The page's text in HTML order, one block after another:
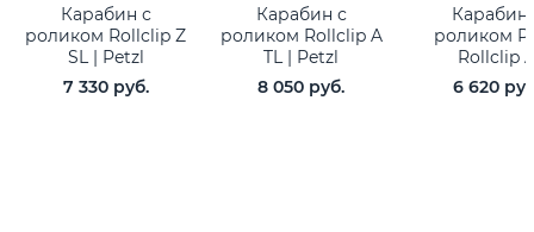
Карабин с
роликом Rollclip Z
SL | Petzl
7 330 руб.
Карабин с
роликом Rollclip A
TL | Petzl
8 050 руб.
Карабин
роликом
Rollclip
6 620